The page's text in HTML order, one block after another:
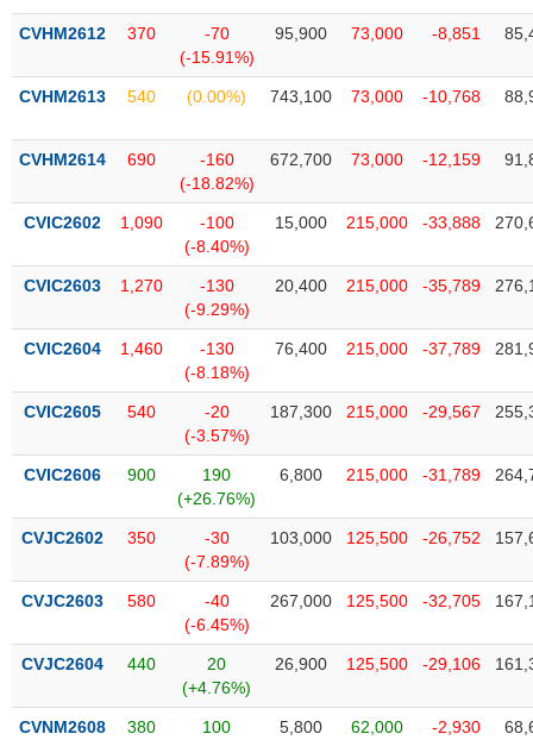
CVHM2612 370
-70
(-15.91%)
95,900 73,000 -8,851
CVHM2613 540 (0.00%) 743,100 73,000 -10,768
CVHM2614 690
-160
(-18.82%)
672,700 73,000 -12,159
CVIC2602 1,090
-100
(-8.40%)
15,000 215,000 -33,888
CVIC2603 1,270
-130
(-9.29%)
20,400 215,000 -35,789
CVIC2604 1,460
-130
(-8.18%)
76,400 215,000 -37,789
CVIC2605 540
-20
(-3.57%)
187,300 215,000 -29,567
CVIC2606 900
190
(+26.76%)
6,800 215,000 -31,789
CVJC2602 350
-30
(-7.89%)
103,000 125,500 -26,752
CVJC2603 580
-40
(-6.45%)
267,000 125,500 -32,705
CVJC2604 440
20
(+4.76%)
26,900 125,500 -29,106
CVNM2608 380
100
5,800 62,000 -2,930
Tất cả Người nội bộ Người liên quan Cổ đông lớn
Tin
tức
của
giả
(-)
phân
tích
Thuật
ngữ
vụ
(-)